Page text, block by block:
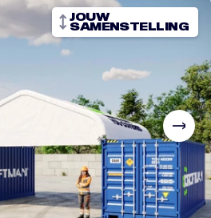
JOUW
SAMENSTELLING